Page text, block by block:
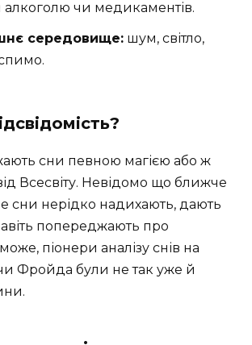
чи медикаментів.
середовище: шум, світло,
сни певною магією або ж
Всесвіту. Невідомо що ближче
сни нерідко надихають, дають
попереджають про
піонери аналізу снів на
Фройда були не так уже й